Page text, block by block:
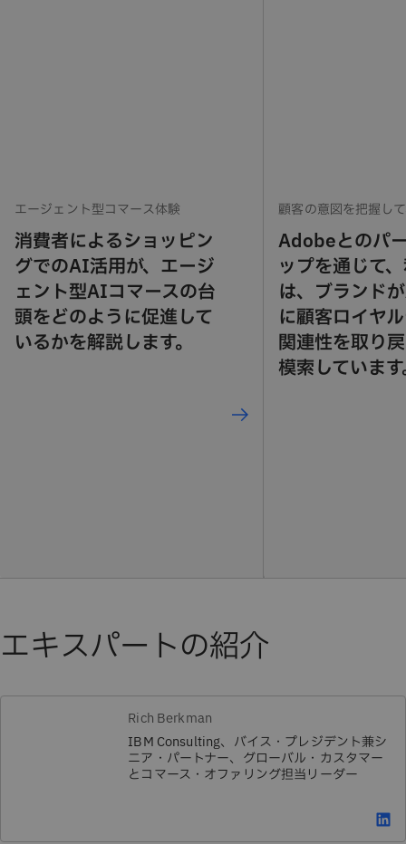
エージェント型コマース体験
消費者によるショッピン
グでのAI活用が、エージ
ェント型AIコマースの台
頭をどのように促進して
いるかを解説します。
顧客の意図を把握し
Adobeとのパ
ップを通じて
は、ブランド
に顧客ロイヤ
関連性を取り
模索していま
エキスパートの紹介
Rich Berkman
IBM Consulting、バイス・プレジデント兼シ
ニア・パートナー、グローバル・カスタマー
とコマース・オファリング担当リーダー